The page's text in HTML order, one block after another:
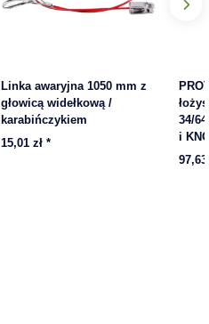
Linka awaryjna 1050 mm z
głowicą widełkową /
karabińczykiem
15,01 zł *
34/
i